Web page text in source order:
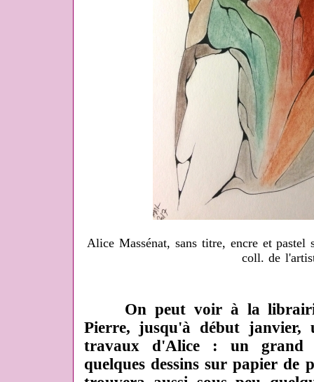
Alice Massénat, sans titre, encre et pastel
coll. de
On peut voir à la
Pierre, jusqu'à début janvier,
travaux d'Alice : un grand
quelques dessins sur papier